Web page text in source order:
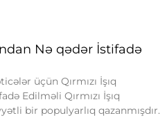
Nə qədər İstifadə
üçün Qırmızı İşıq
Edilməli Qırmızı İşıq
bir populyarlıq qazanmışdır.